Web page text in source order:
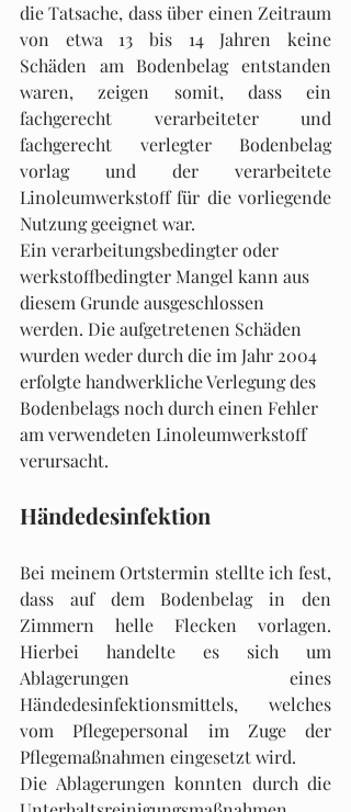
die Tatsache, dass über einen Zeitraum
von etwa 13 bis 14 Jahren keine
Schäden am Bodenbelag entstanden
waren, zeigen somit, dass ein
fachgerecht verarbeiteter und
fachgerecht verlegter Bodenbelag
vorlag und der verarbeitete
Linoleumwerkstoff für die vorliegende
Nutzung geeignet war.
Ein verarbeitungsbedingter oder
werkstoffbedingter Mangel kann aus
diesem Grunde ausgeschlossen
werden. Die aufgetretenen Schäden
wurden weder durch die im Jahr 2004
erfolgte handwerkliche Verlegung des
Bodenbelags noch durch einen Fehler
am verwendeten Linoleumwerkstoff
verursacht.
Händedesinfektion
Bei meinem Ortstermin stellte ich fest,
dass auf dem Bodenbelag in den
Zimmern helle Flecken vorlagen.
Hierbei handelte es sich um
Ablagerungen eines
Händedesinfektionsmittels, welches
vom Pflegepersonal im Zuge der
Pflegemaßnahmen eingesetzt wird.
Die Ablagerungen konnten durch die